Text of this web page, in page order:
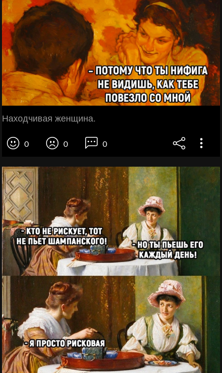
Находчивая женщина.
0 0 0